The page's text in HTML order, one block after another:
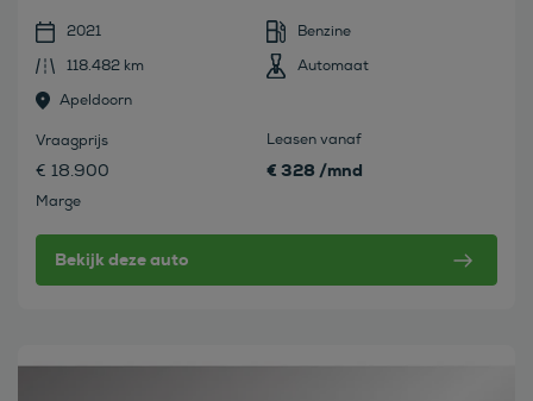
2021
Benzine
118.482 km
Automaat
Apeldoorn
Vraagprijs
€ 18.900
Marge
Leasen vanaf
€ 328 /mnd
Bekijk deze auto
Bekijk deze auto